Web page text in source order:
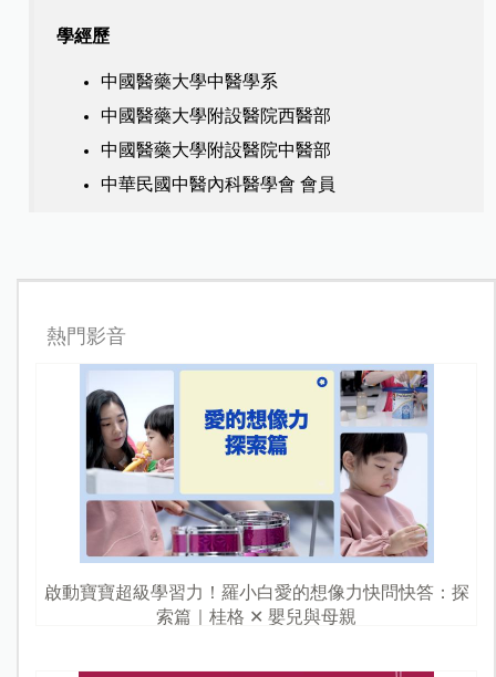
學經歷
中國醫藥大學中醫學系
中國醫藥大學附設醫院西醫部
中國醫藥大學附設醫院中醫部
中華民國中醫內科醫學會 會員
熱門影音
啟動寶寶超級學習力！羅小白愛的想像力快問快答：探
索篇｜桂格 ✕ 嬰兒與母親